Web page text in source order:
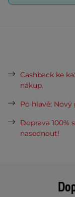
Cashback ke
nákup.
Po hlavě:
Doprava 100%
nasednout!